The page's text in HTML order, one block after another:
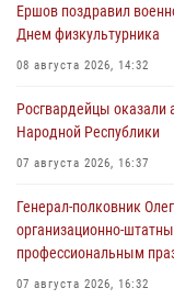
Ершов поздравил
Днем физкультурника
08 августа 2026, 14:32
Росгвардейцы
Народной Республики
07 августа 2026, 16:37
Генерал-полковник
организационно-
профессиональным
07 августа 2026, 16:32